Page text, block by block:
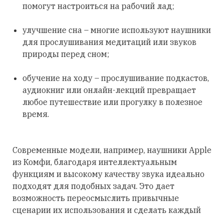
помогут настроиться на рабочий лад;
улучшение сна – многие используют наушники
для прослушивания медитаций или звуков
природы перед сном;
обучение на ходу – прослушивание подкастов,
аудиокниг или онлайн-лекций превращает
любое путешествие или прогулку в полезное
время.
Современные модели, например, наушники Apple
из Комфи, благодаря интеллектуальным
функциям и высокому качеству звука идеально
подходят для подобных задач. Это дает
возможность переосмыслить привычные
сценарии их использования и сделать каждый